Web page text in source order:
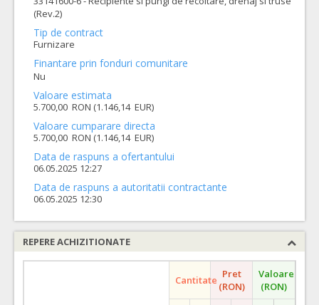
(Rev.2)
Tip de contract
Furnizare
Finantare prin fonduri comunitare
Nu
Valoare estimata
5.700,00 RON (1.146,14 EUR)
Valoare cumparare directa
5.700,00 RON (1.146,14 EUR)
Data de raspuns a ofertantului
06.05.2025 12:27
Data de raspuns a autoritatii contractante
06.05.2025 12:30
REPERE ACHIZITIONATE
Cantitate Pret
(RON)
Valoare
(RON)